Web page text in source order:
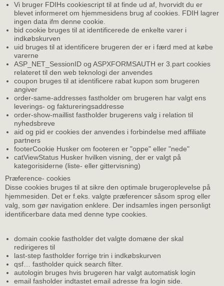
Vi bruger FDIHs cookiescript til at finde ud af, hvorvidt du er
blevet informeret om hjemmesidens brug af cookies. FDIH lagrer
ingen data ifm denne cookie.
bid cookie bruges til at identificerede de enkelte varer i
indkøbskurven
uid bruges til at identificere brugeren der er i færd med at købe
varerne
ASP_NET_SessionID og ASPXFORMSAUTH er 3.part cookies
relateret til den web teknologi der anvendes
coupon bruges til at identificere rabat kupon som brugeren
angiver
order-same-addresses fastholder om brugeren har valgt ens
leverings- og faktureringsaddresse
order-show-maillist fastholder brugerens valg i relation til
nyhedsbreve
aid og pid er cookies der anvendes i forbindelse med affiliate
partners
footerCookie Husker om footeren er "oppe" eller "nede"
catViewStatus Husker hvilken visning, der er valgt på
kategorisiderne (liste- eller gittervisning)
Præference- cookies
Disse cookies bruges til at sikre den optimale brugeroplevelse på
hjemmesiden. Det er f.eks. valgte præferencer såsom sprog eller
valg, som gør navigation enklere. Der indsamles ingen personligt
identificerbare data med denne type cookies.
domain cookie fastholder det valgte domæne der skal
redirigeres til
last-step fastholder forrige trin i indkøbskurven
qsf… fastholder quick search filter.
autologin bruges hvis brugeren har valgt automatisk login
email fasholder indtastet email adresse fra login side.